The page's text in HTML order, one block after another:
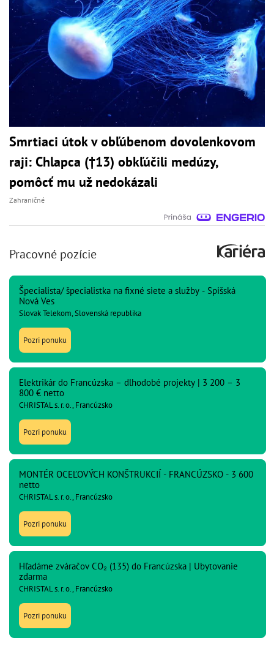
Smrtiaci útok v obľúbenom dovolenkovom
raji: Chlapca (†13) obkľúčili medúzy,
pomôcť mu už nedokázali
Zahraničné
Pracovné pozície
Špecialista/ špecialistka na fixné siete a služby - Spišská
Nová Ves
Slovak Telekom, Slovenská republika
Pozri ponuku
Elektrikár do Francúzska – dlhodobé projekty | 3 200 – 3
800 € netto
CHRISTAL s. r. o., Francúzsko
Pozri ponuku
MONTÉR OCEĽOVÝCH KONŠTRUKCIÍ - FRANCÚZSKO - 3 600
netto
CHRISTAL s. r. o., Francúzsko
Pozri ponuku
Hľadáme zváračov CO₂ (135) do Francúzska | Ubytovanie
zdarma
CHRISTAL s. r. o., Francúzsko
Pozri ponuku